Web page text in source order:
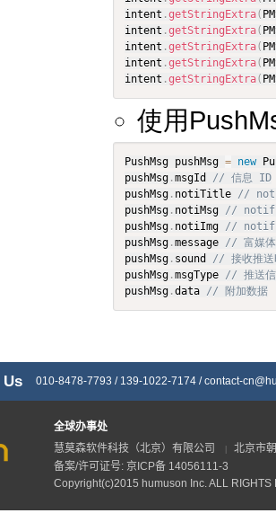
010-8478-7793 / 139-1022-7174 /contact-
全球办事处
慧莫森软件科技（北京）有限公司
北京市
备案/许可证号: 京ICP备 14056111-3
Copyright(c)2015 humuson Inc. ALL RIGHTS